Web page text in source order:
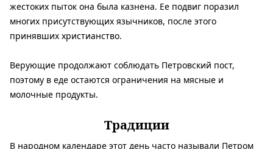
жестоких пыток она была казнена. Ее подвиг поразил
многих присутствующих язычников, после этого
принявших христианство.
Верующие продолжают соблюдать Петровский пост,
поэтому в еде остаются ограничения на мясные и
молочные продукты.
Традиции
В народном календаре этот день часто называли Петром